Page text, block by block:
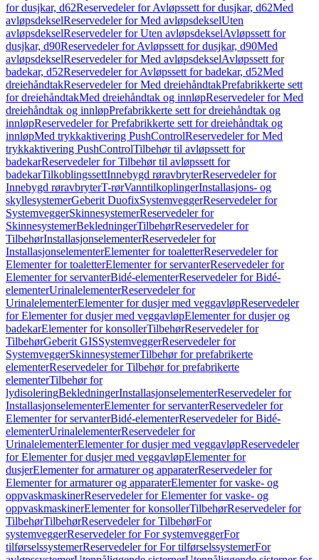
for dusjkar, d62Reservedeler for Avløpssett for dusjkar, d62Med
avløpsdekselReservedeler for Med avløpsdekselUten
avløpsdekselReservedeler for Uten avløpsdekselAvløpssett for
dusjkar, d90Reservedeler for Avløpssett for dusjkar, d90Med
avløpsdekselReservedeler for Med avløpsdekselAvløpssett for
badekar, d52Reservedeler for Avløpssett for badekar, d52Med
dreiehåndtakReservedeler for Med dreiehåndtakPrefabrikkerte sett
for dreiehåndtakMed dreiehåndtak og innløpReservedeler for Med
dreiehåndtak og innløpPrefabrikkerte sett for dreiehåndtak og
innløpReservedeler for Prefabrikkerte sett for dreiehåndtak og
innløpMed trykkaktivering PushControlReservedeler for Med
trykkaktivering PushControlTilbehør til avløpssett for
badekarReservedeler for Tilbehør til avløpssett for
badekarTilkoblingssettInnebygd røravbryterReservedeler for
Innebygd røravbryterT-rørVanntilkoplingerInstallasjons- og
skyllesystemerGeberit DuofixSystemveggerReservedeler for
SystemveggerSkinnesystemerReservedeler for
SkinnesystemerBekledningerTilbehørReservedeler for
TilbehørInstallasjonselementerReservedeler for
InstallasjonselementerElementer for toaletterReservedeler for
Elementer for toaletterElementer for servanterReservedeler for
Elementer for servanterBidé-elementerReservedeler for Bidé-
elementerUrinalelementerReservedeler for
UrinalelementerElementer for dusjer med veggavløpReservedeler
for Elementer for dusjer med veggavløpElementer for dusjer og
badekarElementer for konsollerTilbehørReservedeler for
TilbehørGeberit GISSystemveggerReservedeler for
SystemveggerSkinnesystemerTilbehør for prefabrikerte
elementerReservedeler for Tilbehør for prefabrikerte
elementerTilbehør for
lydisoleringBekledningerInstallasjonselementerReservedeler for
InstallasjonselementerElementer for servanterReservedeler for
Elementer for servanterBidé-elementerReservedeler for Bidé-
elementerUrinalelementerReservedeler for
UrinalelementerElementer for dusjer med veggavløpReservedeler
for Elementer for dusjer med veggavløpElementer for
dusjerElementer for armaturer og apparaterReservedeler for
Elementer for armaturer og apparaterElementer for vaske- og
oppvaskmaskinerReservedeler for Elementer for vaske- og
oppvaskmaskinerElementer for konsollerTilbehørReservedeler for
TilbehørTilbehørReservedeler for TilbehørFor
systemveggerReservedeler for For systemveggerFor
tilførselssystemerReservedeler for For tilførselssystemerFor